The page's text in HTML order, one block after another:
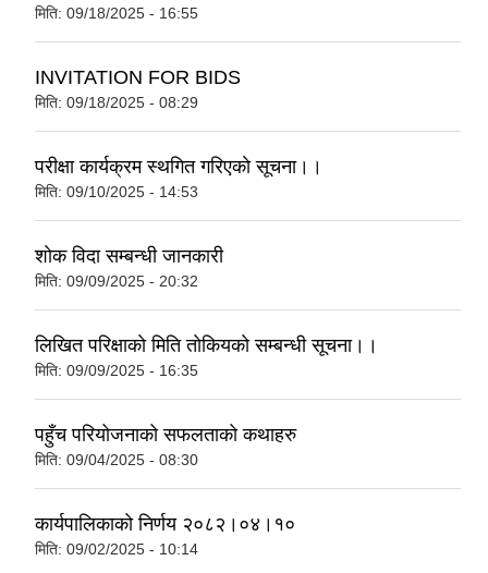
मिति: 09/18/2025 - 16:55
INVITATION FOR BIDS
मिति: 09/18/2025 - 08:29
परीक्षा कार्यक्रम स्थगित गरिएकाे सूचना।।
मिति: 09/10/2025 - 14:53
शाेक विदा सम्बन्धी जानकारी
मिति: 09/09/2025 - 20:32
लिखित परिक्षाकाे मिति ताेकियकाे सम्बन्धी सूचना।।
मिति: 09/09/2025 - 16:35
पहुँच परियोजनाको सफलताको कथाहरु
मिति: 09/04/2025 - 08:30
कार्यपालिकाको निर्णय २०८२।०४।१०
मिति: 09/02/2025 - 10:14